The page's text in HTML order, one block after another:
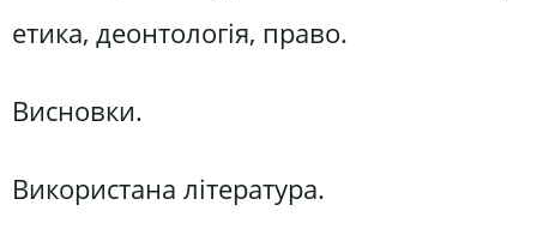
етика, деонтологія, право.
Висновки.
Використана література.